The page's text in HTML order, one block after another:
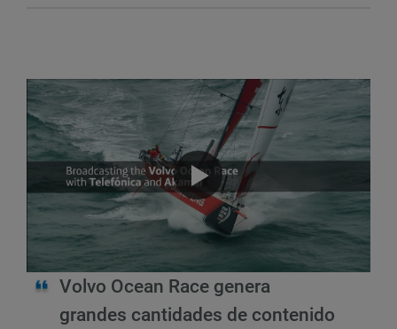
Volvo Ocean Race genera
grandes cantidades de contenido